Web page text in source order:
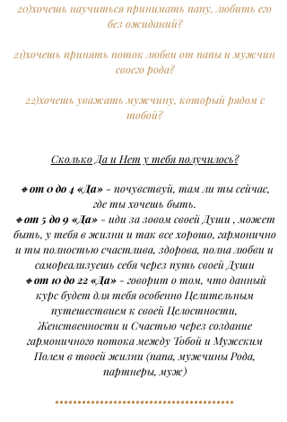
20)хочешь научиться принимать папу, любить его
без ожиданий?
21)хочешь принять поток любви от папы и мужчин
своего рода?
22)хочешь уважать мужчину, который рядом с
тобой?
Сколько Да и Нет у тебя получилось?
🔸от 0 до 4 «Да»- почувствуй, там ли ты сейчас,
где ты хочешь быть.
🔸от 5 до 9 «Да»- иди за зовом своей Души , может
быть, у тебя в жизни и так все хорошо, гармонично
и ты полностью счастлива, здорова, полна любви и
самореализуешь себя через путь своей Души
🔸от 10 до 22 «Да»- говорит о том, что данный
курс будет для тебя особенно Целительным
путешествием к своей Целостности,
Женственности и Счастью через создание
гармоничного потока между Тобой и Мужским
Полем в твоей жизни (папа, мужчины Рода,
партнеры, муж)
••••••••••••••••••••••••••••••••••••••••